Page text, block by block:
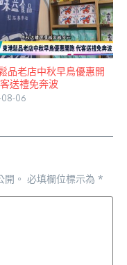
品老店中秋早鳥優惠開
送禮免奔波
08-06
。 必填欄位標示為 *